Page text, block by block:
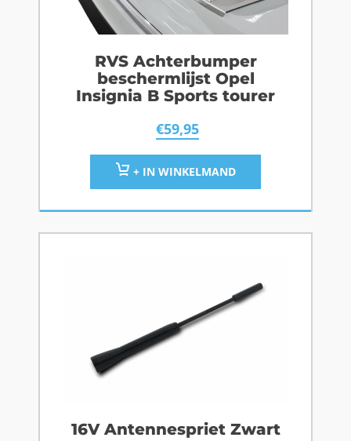
RVS Achterbumper
beschermlijst Opel
Insignia B Sports tourer
€59,95
+ IN WINKELMAND
16V Antennespriet Zwart